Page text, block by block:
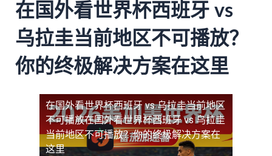
在国外看世界杯西班牙 vs
乌拉圭当前地区不可播放？
你的终极解决方案在这里
在国外看世界杯西班牙 vs 乌拉圭当前地区
不可播放在国外看世界杯西班牙 vs 乌拉圭
当前地区不可播放？你的终极解决方案在
这里